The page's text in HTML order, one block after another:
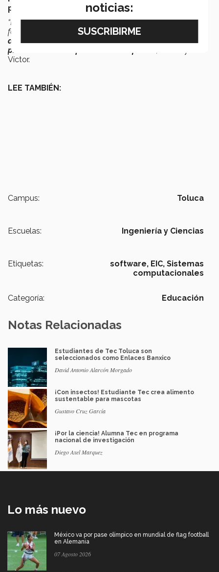
posible.
“El trabajo deja las puertas abiertas para incorporar una
fase de análisis de datos que permita aplicar técnicas de
aprendizaje automáticopara hacermodelos
predictivos de la aparición de las fallas
Víctor.
LEE TAMBIÉN:
Campus: Toluca
Escuelas: Ingeniería y Ciencias
Etiquetas: software, EIC, Sistemas
computacionales
Categoría: Educación
Notas Relacionadas
Estudiantes de Tec Toluca son
seleccionados como Enlaces Banxico
David Antonio Alarcón Morgado
¡Con insectos! Estudiante Tec crea alimento
sustentable para mascotas
Gustavo Cruz García
¡Por la ciencia! Alumna Tec en programa
nacional de investigación
Diego Axel Marquez
Lo más nuevo
México va por pase olímpico en mundial de flag football
en Alemania
07 Agosto 2026
noticias: